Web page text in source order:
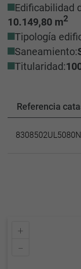
Edificabilidad
10.149,80 m2
Tipología
Saneamiento:
Titularidad:
Referencia
+
–